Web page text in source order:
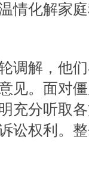
情化解家
调解，他
见。面对
充分听取
讼权利。